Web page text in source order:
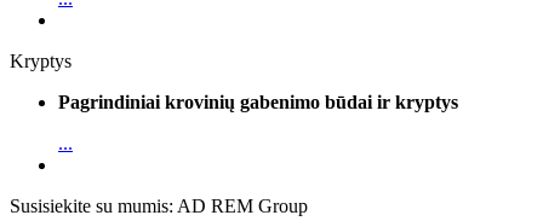
Kryptys
Pagrindiniai krovinių gabenimo būdai ir kryptys
...
Susisiekite su mumis: AD REM Group